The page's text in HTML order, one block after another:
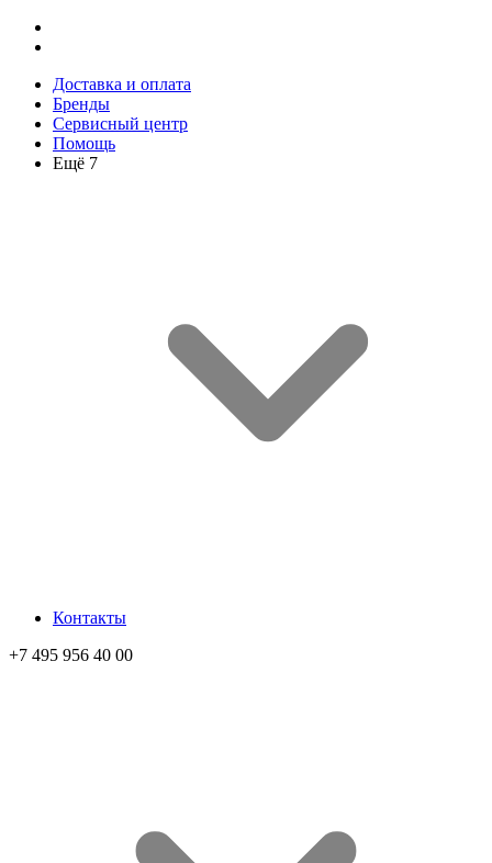
Доставка и оплата
Бренды
Сервисный центр
Помощь
Ещё 7
Контакты
+7 495 956 40 00